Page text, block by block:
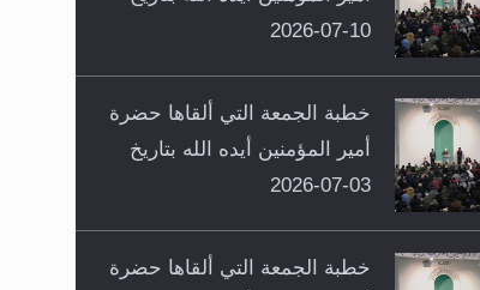
10-07-2026
خطبة الجمعة التي ألقاها حضرة
أمير المؤمنين أيده الله بتاريخ
03-07-2026
خطبة الجمعة التي ألقاها حضرة